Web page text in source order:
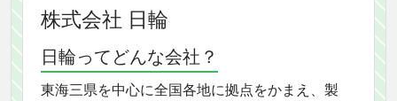
株式会社 日輪
日輪ってどんな会社？
東海三県を中心に全国各地に拠点をかまえ、製